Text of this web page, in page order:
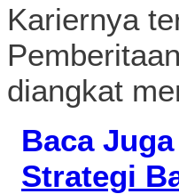
Kariernya
diangkat
Baca
Strategi